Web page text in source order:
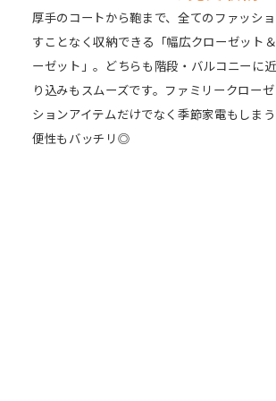
厚手のコートから鞄まで、全てのファッシ
すことなく収納できる「幅広クローゼット
ーゼット」。どちらも階段・バルコニーに
り込みもスムーズです。ファミリークロー
ションアイテムだけでなく季節家電もしま
便性もバッチリ◎